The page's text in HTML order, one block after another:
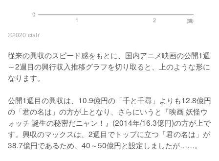
©2020 ciatr
従来の興収のスピード感をもとに、国内アニメ映画の公開1週
～2週目の興行収入推移グラフを切り取ると、上のような形に
なります。
公開1週目の興収は、10.9億円の「千と千尋」よりも12.8億円
の「君の名は」の方が上となり、さらにいうと『映画 妖怪ウ
ォッチ 誕生の秘密だニャン！』(2014年/16.3億円)の方が上で
す。興収のマックスは、2週目でトップに立つ「君の名は」が
38.7億円であるため、40～50億円と設定しましたが……。